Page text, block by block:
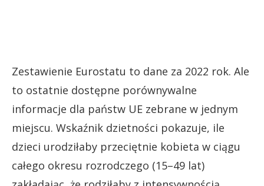
Zestawienie Eurostatu to dane za 2022 rok. Ale
to ostatnie dostępne porównywalne
informacje dla państw UE zebrane w jednym
miejscu. Wskaźnik dzietności pokazuje, ile
dzieci urodziłaby przeciętnie kobieta w ciągu
całego okresu rozrodczego (15–49 lat)